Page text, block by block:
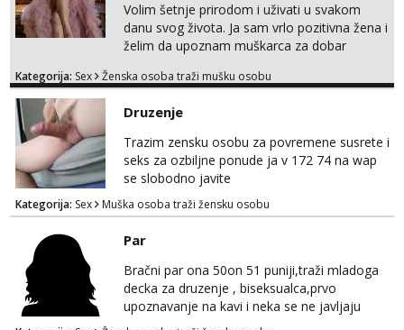
Volim šetnje prirodom i uživati u svakom
danu svog života. Ja sam vrlo pozitivna žena i
želim da upoznam muškarca za dobar
na link ispod i nadji me tamo, cekam te!
Kategorija: Sex Ženska osoba traži mušku osobu
Druzenje
Trazim zensku osobu za povremene susrete i
seks za ozbiljne ponude ja v 172 74 na wap
se slobodno javite
Kategorija: Sex Muška osoba traži žensku osobu
Par
Bračni par ona 50on 51 puniji,traži mladoga
decka za druzenje , biseksualca,prvo
upoznavanje na kavi i neka se ne javljaju
stariji od 30 godina